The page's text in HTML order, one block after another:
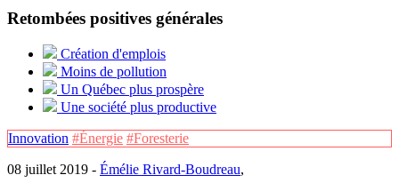
Retombées positives générales
Création d'emplois
Moins de pollution
Un Québec plus prospère
Une société plus productive
Innovation #Énergie #Foresterie
08 juillet 2019 - Émélie Rivard-Boudreau,